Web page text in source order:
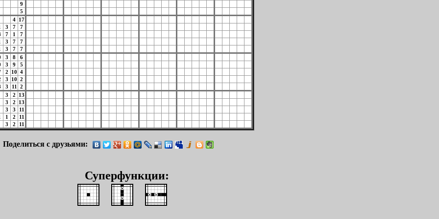
9
5
4 17
3 7
7
7 1
7
3 7
7
3 7
7
3 8
6
3 9
5
2 10 4
3 10 2
3 11
2
3
2
13
3
2
13
3
3
11
1 2
11
3
2 11
Поделиться с друзьями:
Суперфункции: